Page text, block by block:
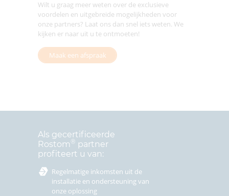
Wilt u graag meer weten over de exclusieve
voordelen en uitgebreide mogelijkheden voor
onze partners? Laat ons dan snel iets weten. We
kijken er naar uit u te ontmoeten!
Maak een afspraak
Als gecertificeerde
Rostom® partner
profiteert u van:
Regelmatige inkomsten uit de
installatie en ondersteuning van
onze oplossing